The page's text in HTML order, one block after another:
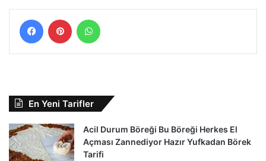
FacebookPinterest
En Yeni Tarifler
Acil Durum Böreği Bu Böreği Herkes El
Açması Zannediyor Hazır Yufkadan Börek
Tarifi